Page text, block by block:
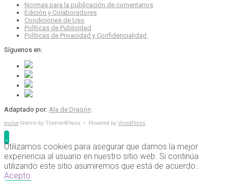
Normas para la publicación de comentarios
Edición y Colaboradores
Condiciones de Uso
Políticas de Publicidad
Políticas de Privacidad y Confidencialidad
Síguenos en:
Adaptado por: Ala de Dragón
evolve theme by Theme4Press • Powered by WordPress
Utilizamos cookies para asegurar que damos la mejor
experiencia al usuario en nuestro sitio web. Si continúa
utilizando este sitio asumiremos que está de acuerdo..
Acepto